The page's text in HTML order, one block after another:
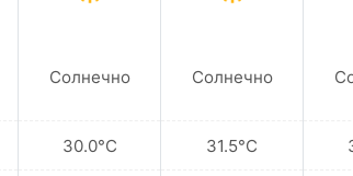
Солнечно
30.0°C
Солнечно
31.5°C